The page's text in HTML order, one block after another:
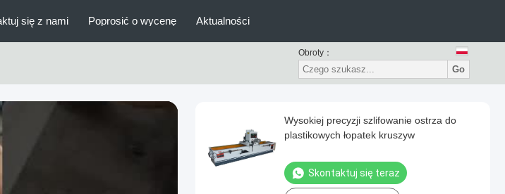
się z nami Poprosić o wycenę Aktualności
Obroty：
Go
Wysokiej precyzji szlifowanie ostrza do
plastikowych łopatek kruszyw
Skontaktuj się teraz